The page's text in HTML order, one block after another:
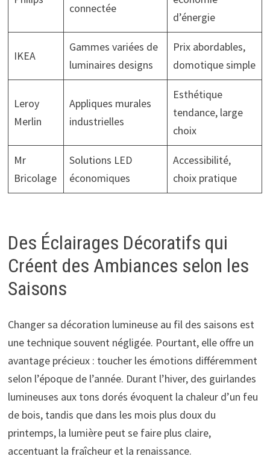
connectée
d’énergie
IKEA
Gammes variées de
luminaires designs
Prix abordables,
domotique simple
Leroy
Merlin
Appliques murales
industrielles
Esthétique
tendance, large
choix
Mr
Bricolage
Solutions LED
économiques
Accessibilité,
choix pratique
Des Éclairages Décoratifs qui
Créent des Ambiances selon les
Saisons
Changer sa décoration lumineuse au fil des saisons est
une technique souvent négligée. Pourtant, elle offre un
avantage précieux : toucher les émotions différemment
selon l’époque de l’année. Durant l’hiver, des guirlandes
lumineuses aux tons dorés évoquent la chaleur d’un feu
de bois, tandis que dans les mois plus doux du
printemps, la lumière peut se faire plus claire,
accentuant la fraîcheur et la renaissance.